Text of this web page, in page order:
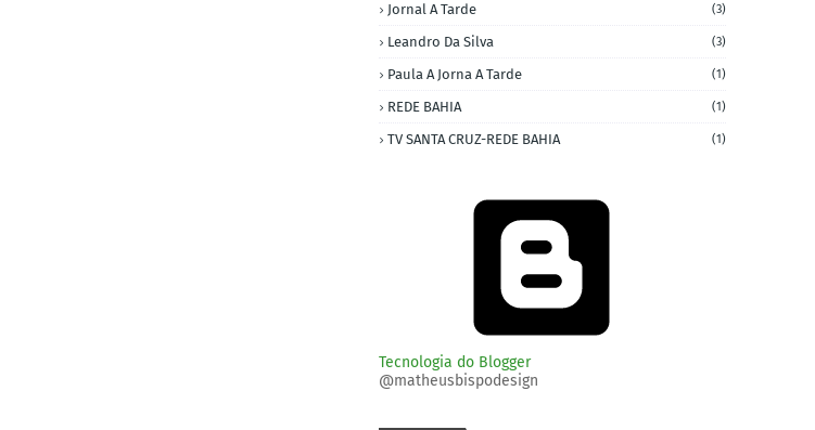
Jornal A Tarde (3)
Leandro Da Silva (3)
Paula A Jorna A Tarde (1)
REDE BAHIA (1)
TV SANTA CRUZ-REDE BAHIA (1)
Tecnologia do Blogger
@matheusbispodesign